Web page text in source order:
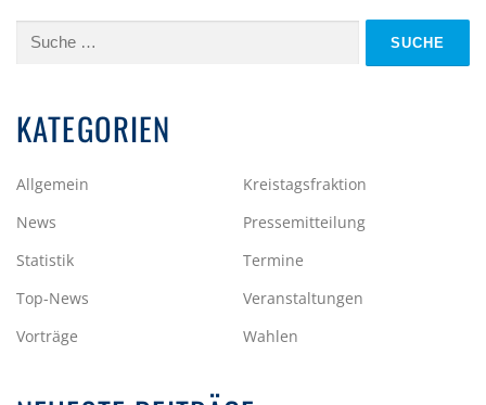
Suche
KATEGORIEN
Allgemein
Kreistagsfraktion
News
Pressemitteilung
Statistik
Termine
Top-News
Veranstaltungen
Vorträge
Wahlen